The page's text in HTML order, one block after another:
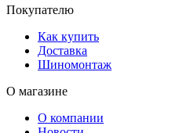
Покупателю
Как купить
Доставка
Шиномонтаж
О магазине
О компании